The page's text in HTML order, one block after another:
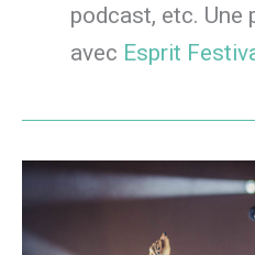
podcast, etc. Une
avec Esprit
Festival
2017